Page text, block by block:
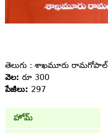
తెలుగు : శాఖమూరు రామగోపాల్‌
వెల: రూ 300
పేజీలు: 297
హోమ్